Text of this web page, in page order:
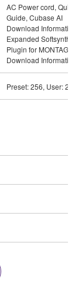
AC Power cord, Quick
Guide, Cubase AI
Download Information,
Expanded Softsynth
Plugin for MONTAGE M
Download Information
Preset: 256, User: